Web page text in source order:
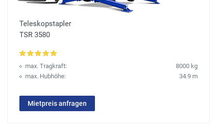
Teleskopstapler
TSR 3580
max. Tragkraft:
8000 kg
max. Hubhöhe:
34.9 m
Mietpreis anfragen